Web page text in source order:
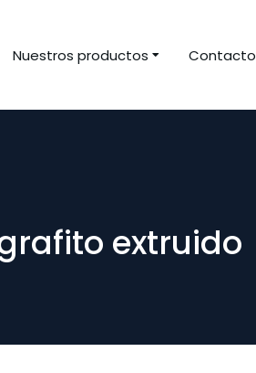
Nuestros productos Contacto
extruido